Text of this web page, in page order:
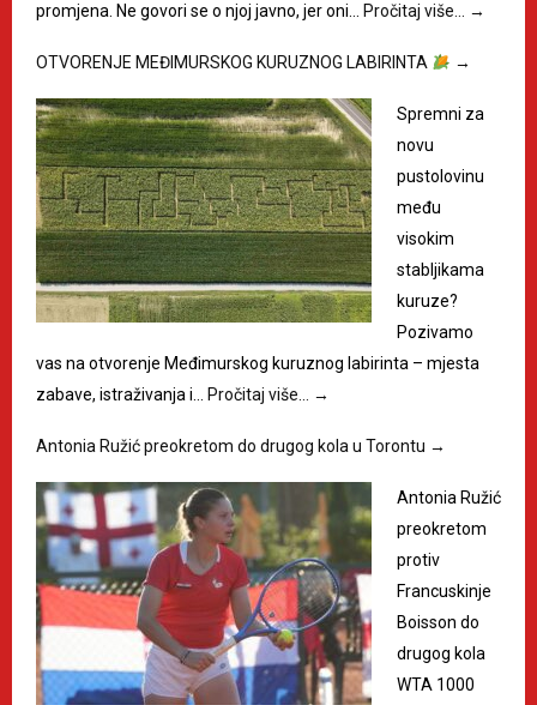
promjena. Ne govori se o njoj javno, jer oni… Pročitaj više… →
OTVORENJE MEĐIMURSKOG KURUZNOG LABIRINTA →
Spremni za
novu
pustolovinu
među
visokim
stabljikama
kuruze?
Pozivamo
vas na otvorenje Međimurskog kuruznog labirinta – mjesta
zabave, istraživanja i… Pročitaj više… →
Antonia Ružić preokretom do drugog kola u Torontu →
Antonia Ružić
preokretom
protiv
Francuskinje
Boisson do
drugog kola
WTA 1000